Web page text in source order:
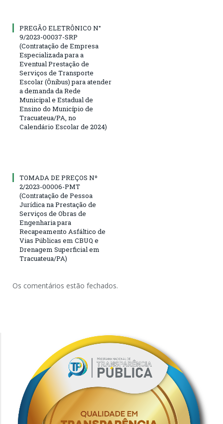
PREGÃO ELETRÔNICO N°
9/2023-00037-SRP
(Contratação de Empresa
Especializada para a
Eventual Prestação de
Serviços de Transporte
Escolar (Ônibus) para atender
a demanda da Rede
Municipal e Estadual de
Ensino do Município de
Tracuateua/PA, no
Calendário Escolar de 2024)
TOMADA DE PREÇOS Nº
2/2023-00006-PMT
(Contratação de Pessoa
Jurídica na Prestação de
Serviços de Obras de
Engenharia para
Recapeamento Asfáltico de
Vias Públicas em CBUQ e
Drenagem Superficial em
Tracuateua/PA)
Os comentários estão fechados.